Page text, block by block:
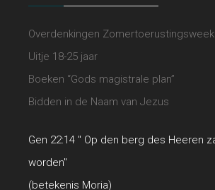
Overdenkingen
Uitje 18-25 jaar
Boeken “Gods magistrale plan”
Bidden in de Naam van Jezus
Gen 22:14 " Op den berg des Heeren
worden"
(betekenis Moria)